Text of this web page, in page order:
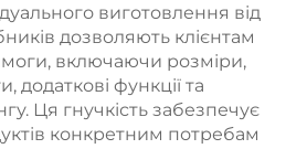
виготовлення від
дозволяють клієнтам
включаючи розміри,
додаткові функції та
Ця гнучкість забезпечує
конкретним потребам